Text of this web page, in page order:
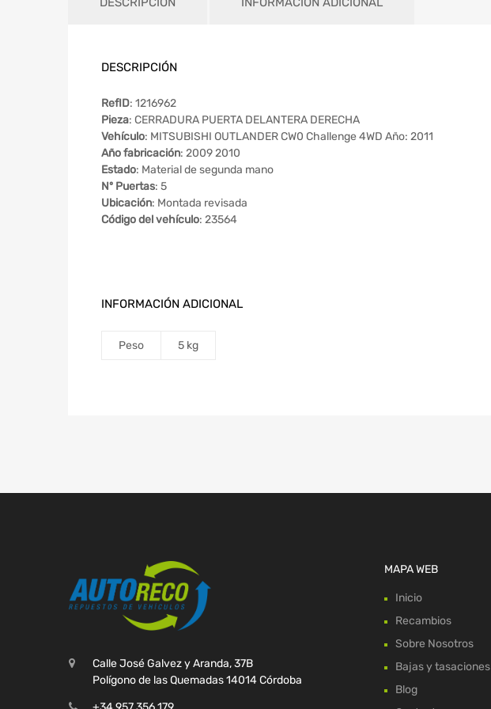
DESCRIPCIÓN
RefID: 1216962
Pieza: CERRADURA PUERTA DELANTERA DERECHA
Vehículo: MITSUBISHI OUTLANDER CW0 Challenge 4WD Año: 2011
Año fabricación: 2009 2010
Estado: Material de segunda mano
Nº Puertas: 5
Ubicación: Montada revisada
Código del vehículo: 23564
INFORMACIÓN ADICIONAL
Peso 5 kg
Calle José Galvez y Aranda, 37B
Polígono de las Quemadas 14014 Córdoba
MAPA WEB
Inicio
Recambios
Sobre Nosotros
Bajas y tasaciones
Blog